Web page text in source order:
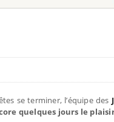
se terminer, l’équipe des
quelques jours le